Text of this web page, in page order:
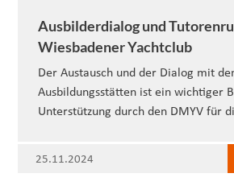
Ausbilderdialog und
Wiesbadener Yachtclub
Der Austausch und der Dialog mit
Ausbildungsstätten ist ein wichtiger
Unterstützung durch den DMYV für
25.11.2024